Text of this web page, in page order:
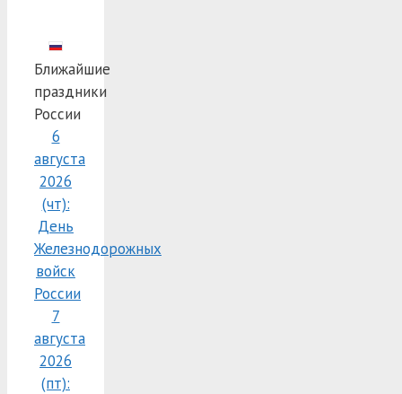
Ближайшие
праздники
России
6
августа
2026
(чт):
День
Железнодорожных
войск
России
7
августа
2026
(пт):